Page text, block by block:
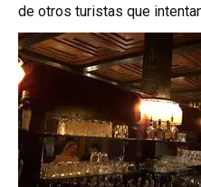
de otros turistas que